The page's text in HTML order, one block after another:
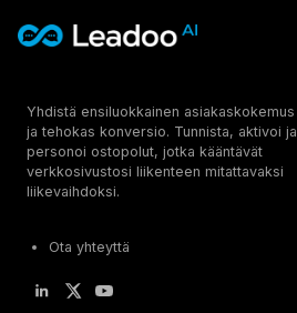
Leadoo – Conversion Platform
Alusta
OMINAISUUDET
Conversion Kit
Conversion Experts
Ratkaisut
Vapaa-aika & Matkailu
Asiakastarinat
Yhdistä ensiluokkainen asiakaskokemus
ja tehokas konversio. Tunnista, aktivoi ja
personoi ostopolut, jotka kääntävät
verkkosivustosi liikenteen mitattavaksi
liikevaihdoksi.
Ota yhteyttä